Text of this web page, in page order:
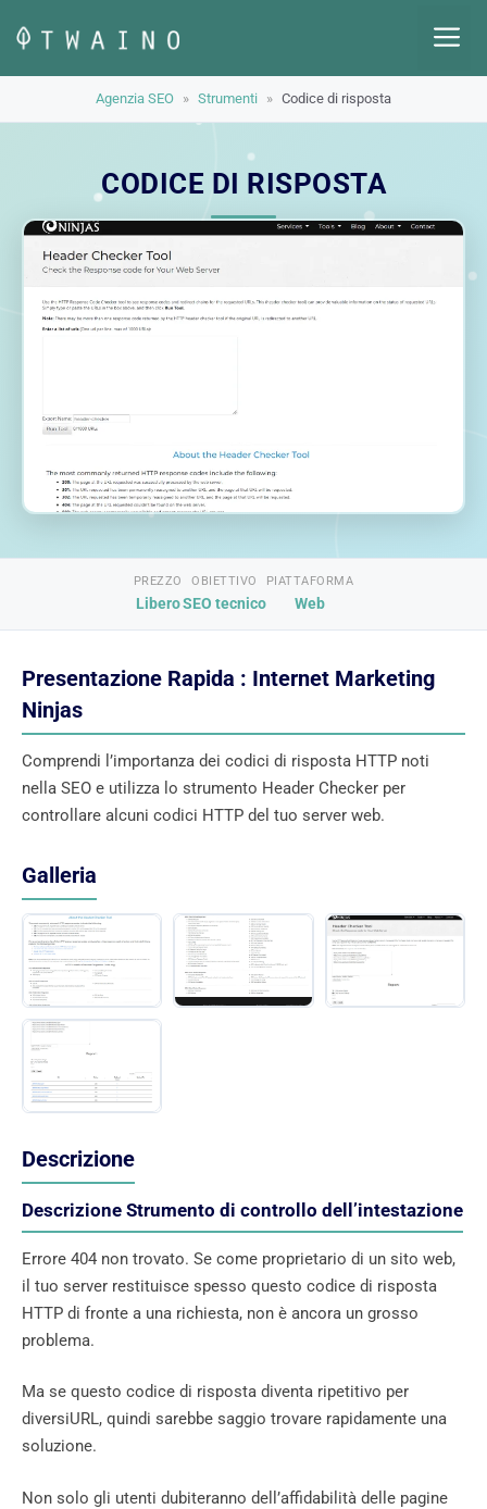
contenuto
Agenzia SEO » Strumenti » Codice di risposta
CODICE DI RISPOSTA
PREZZO
Libero
OBIETTIVO
SEO tecnico
PIATTAFORMA
Web
Presentazione Rapida : Internet Marketing
Ninjas
Comprendi l’importanza dei codici di risposta HTTP noti
nella SEO e utilizza lo strumento Header Checker per
controllare alcuni codici HTTP del tuo server web.
Galleria
Descrizione
Descrizione Strumento di controllo dell’intestazione
Errore 404 non trovato. Se come proprietario di un sito web,
il tuo server restituisce spesso questo codice di risposta
HTTP di fronte a una richiesta, non è ancora un grosso
problema.
Ma se questo codice di risposta diventa ripetitivo per
diversiURL, quindi sarebbe saggio trovare rapidamente una
soluzione.
Non solo gli utenti dubiteranno dell’affidabilità delle pagine